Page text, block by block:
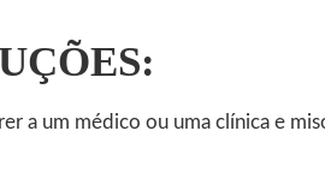
a um médico ou uma clínica e